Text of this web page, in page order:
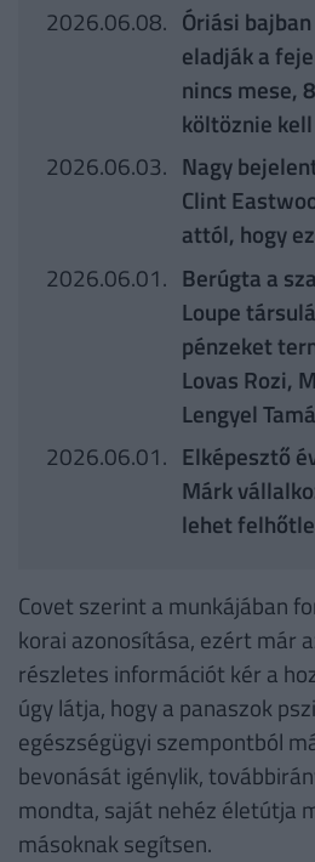
2026.06.08. Óriási
eladják a
nincs mese,
költöznie kell
2026.06.03. Nagy
Clint
attól, hogy
2026.06.01. Berúgta a
Loupe
pénzeket
Lovas Rozi,
Lengyel
2026.06.01. Elképesztő
Márk
lehet
Covet szerint a munkájában
korai azonosítása, ezért már
részletes információt kér a
úgy látja, hogy a panaszok
egészségügyi szempontból
bevonását igénylik,
mondta, saját nehéz életútja
másoknak segítsen.